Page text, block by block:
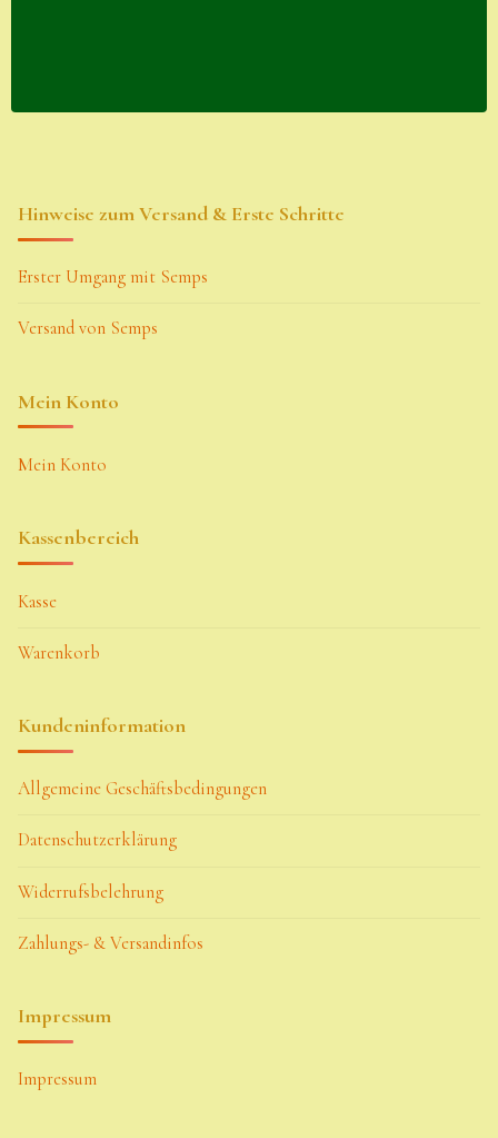
Hinweise zum Versand & Erste Schritte
Erster Umgang mit Semps
Versand von Semps
Mein Konto
Mein Konto
Kassenbereich
Kasse
Warenkorb
Kundeninformation
Allgemeine Geschäftsbedingungen
Datenschutzerklärung
Widerrufsbelehrung
Zahlungs- & Versandinfos
Impressum
Impressum